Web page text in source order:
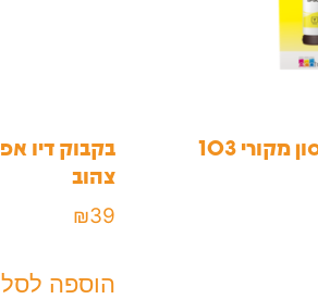
בקבוק דיו אפסון מקורי 103
צהוב
₪39
הוספה לסל